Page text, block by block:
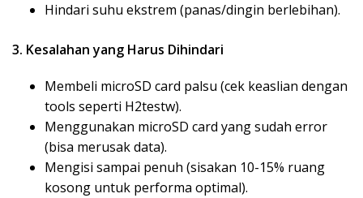
Hindari suhu ekstrem (panas/dingin berlebihan).
3. Kesalahan yang Harus Dihindari
Membeli microSD card palsu (cek keaslian dengan
tools seperti H2testw).
Menggunakan microSD card yang sudah error
(bisa merusak data).
Mengisi sampai penuh (sisakan 10-15% ruang
kosong untuk performa optimal).